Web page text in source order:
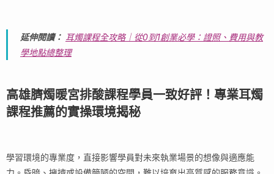
延伸閱讀： 耳燭課程全攻略｜從0到1創業必學：證照、費用與教
學地點總整理
高雄臍燭暖宮排酸課程學員一致好評！專業耳燭
課程推薦的實操環境揭秘
學習環境的專業度，直接影響學員對未來執業場景的想像與適應能